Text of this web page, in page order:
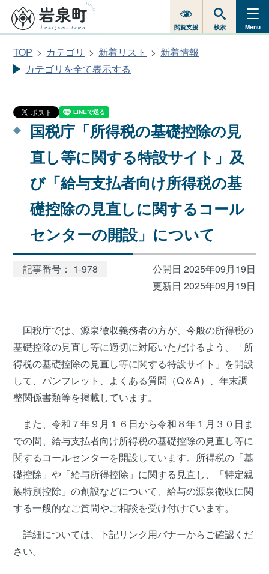
閲覧支援 検索 Menu
TOP カテゴリ 新着リスト
新着情報
カテゴリを全て表示する
国税庁「所得税の基礎控除の見
直し等に関する特設サイト」及
び「給与支払者向け所得税の基
礎控除の見直しに関するコール
センターの開設」について
記事番号： 1-978
公開日 2025年09月19日
更新日 2025年09月19日
国税庁では、源泉徴収義務者の方が、今般の所得税の
基礎控除の見直し等に適切に対応いただけるよう、「所
得税の基礎控除の見直し等に関する特設サイト」を開設
して、パンフレット、よくある質問（Q＆A）、年末調
整関係書類等を掲載しています。
また、令和７年９月１６日から令和８年１月３０日ま
での間、給与支払者向け所得税の基礎控除の見直し等に
関するコールセンターを開設しています。所得税の「基
礎控除」や「給与所得控除」に関する見直し、「特定親
族特別控除」の創設などについて、給与の源泉徴収に関
する一般的なご質問やご相談を受け付けています。
詳細については、下記リンク用バナーからご確認くだ
さい。